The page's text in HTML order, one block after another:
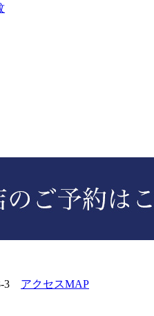
3 アクセスMAP